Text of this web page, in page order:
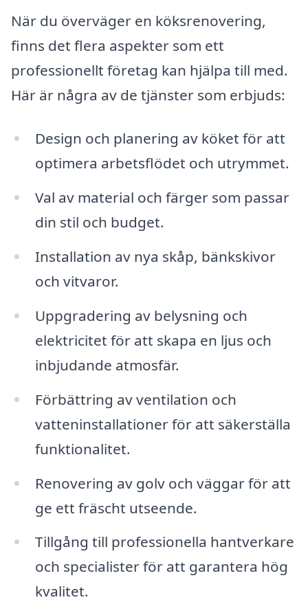
När du överväger en köksrenovering,
finns det flera aspekter som ett
professionellt företag kan hjälpa till med.
Här är några av de tjänster som erbjuds:
Design och planering av köket för att
optimera arbetsflödet och utrymmet.
Val av material och färger som passar
din stil och budget.
Installation av nya skåp, bänkskivor
och vitvaror.
Uppgradering av belysning och
elektricitet för att skapa en ljus och
inbjudande atmosfär.
Förbättring av ventilation och
vatteninstallationer för att säkerställa
funktionalitet.
Renovering av golv och väggar för att
ge ett fräscht utseende.
Tillgång till professionella hantverkare
och specialister för att garantera hög
kvalitet.